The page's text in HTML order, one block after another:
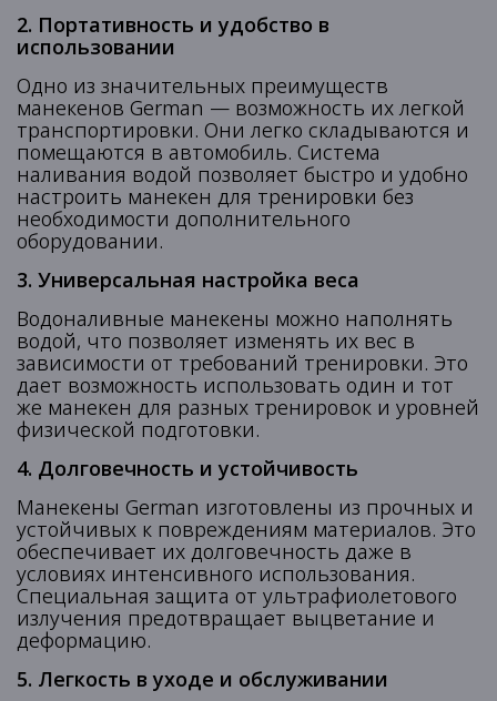
2. Портативность и удобство в
использовании
Одно из значительных преимуществ
манекенов German — возможность их легкой
транспортировки. Они легко складываются и
помещаются в автомобиль. Система
наливания водой позволяет быстро и удобно
настроить манекен для тренировки без
необходимости дополнительного
оборудовании.
3. Универсальная настройка веса
Водоналивные манекены можно наполнять
водой, что позволяет изменять их вес в
зависимости от требований тренировки. Это
дает возможность использовать один и тот
же манекен для разных тренировок и уровней
физической подготовки.
4. Долговечность и устойчивость
Манекены German изготовлены из прочных и
устойчивых к повреждениям материалов. Это
обеспечивает их долговечность даже в
условиях интенсивного использования.
Специальная защита от ультрафиолетового
излучения предотвращает выцветание и
деформацию.
5. Легкость в уходе и обслуживании